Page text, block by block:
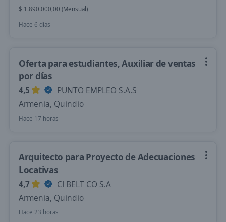
$ 1.890.000,00 (Mensual)
Hace 6 días
Oferta para estudiantes, Auxiliar de ventas
por días
4,5
PUNTO EMPLEO S.A.S
Armenia, Quindio
Hace 17 horas
Arquitecto para Proyecto de Adecuaciones
Locativas
4,7
CI BELT CO S.A
Armenia, Quindio
Hace 23 horas